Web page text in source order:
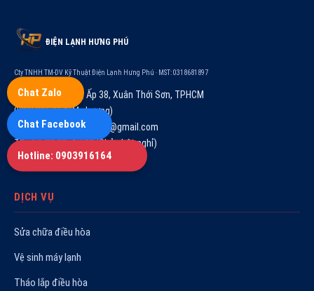
ĐIỆN LẠNH HƯNG PHÚ
Cty TNHH TM-DV Kỹ Thuật Điện Lạnh Hưng Phú · MST: 0318681897
84/4Z, Võ Thị Hồi, Ấp 38, Xuân Thới Sơn, TPHCM
0903.916.164 (Mr. Lương)
congtydienlanhhungphu@gmail.com
T2–T7: 08:00–17:00 (Chủ nhật nghỉ)
www.danlanh.com
DỊCH VỤ
Sửa chữa điều hòa
Vệ sinh máy lạnh
Tháo lắp điều hòa
Chat Zalo
Chat Facebook
Hotline: 0903916164